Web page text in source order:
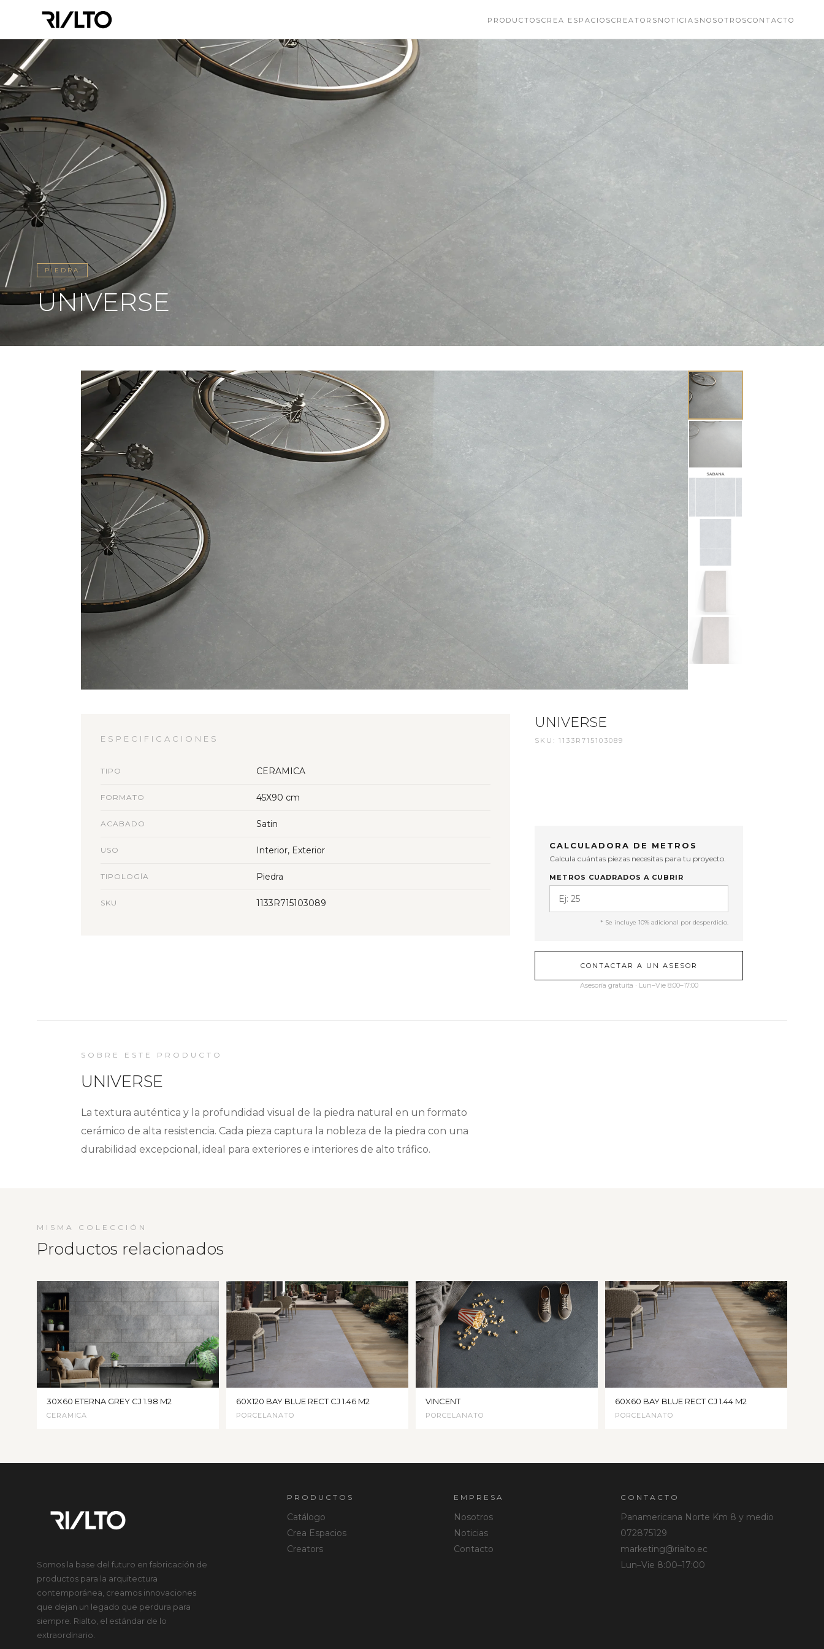
PRODUCTOSCREA ESPACIOSCREATORS NOTICIAS NOSOTROSCONTACTO
PIEDRA
UNIVERSE
ESPECIFICACIONES
TIPO CERAMICA
FORMATO 45X90 cm
ACABADO Satin
USO Interior, Exterior
TIPOLOGÍA Piedra
SKU 1133R715103089
UNIVERSE
SKU: 1133R715103089
CALCULADORA DE METROS
Calcula cuántas piezas necesitas para tu proyecto.
METROS CUADRADOS A CUBRIR
* Se incluye 10% adicional por desperdicio.
CONTACTAR A UN ASESOR
Asesoría gratuita · Lun–Vie 8:00–17:00
SOBRE ESTE PRODUCTO
UNIVERSE
La textura auténtica y la profundidad visual de la piedra natural en un formato
cerámico de alta resistencia. Cada pieza captura la nobleza de la piedra con una
durabilidad excepcional, ideal para exteriores e interiores de alto tráfico.
MISMA COLECCIÓN
Productos relacionados
30X60 ETERNA GREY CJ 1.98 M2
CERAMICA
60X120 BAY BLUE RECT CJ 1.46 M2
PORCELANATO
VINCENT
PORCELANATO
60X60 BAY BLUE RECT CJ 1.44 M2
PORCELANATO
Somos la base del futuro en fabricación de
productos para la arquitectura
contemporánea, creamos innovaciones
que dejan un legado que perdura para
siempre. Rialto, el estándar de lo
extraordinario.
PRODUCTOS
Catálogo
Crea Espacios
Creators
EMPRESA
Nosotros
Noticias
Contacto
CONTACTO
Panamericana Norte Km 8 y medio
072875129
marketing@rialto.ec
Lun–Vie 8:00–17:00